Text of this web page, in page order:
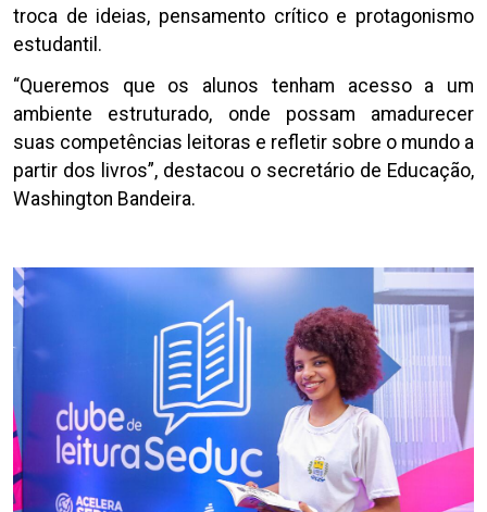
troca de ideias, pensamento crítico e protagonismo
estudantil.
“Queremos que os alunos tenham acesso a um
ambiente estruturado, onde possam amadurecer
suas competências leitoras e refletir sobre o mundo a
partir dos livros”, destacou o secretário de Educação,
Washington Bandeira.